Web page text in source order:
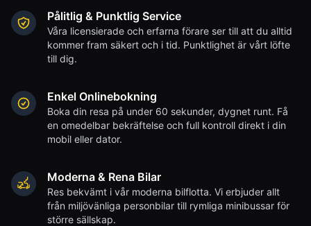
Pålitlig & Punktlig Service
Våra licensierade och erfarna förare ser till att du alltid
kommer fram säkert och i tid. Punktlighet är vårt löfte
till dig.
Enkel Onlinebokning
Boka din resa på under 60 sekunder, dygnet runt. Få
en omedelbar bekräftelse och full kontroll direkt i din
mobil eller dator.
Moderna & Rena Bilar
Res bekvämt i vår moderna bilflotta. Vi erbjuder allt
från miljövänliga personbilar till rymliga minibussar för
större sällskap.